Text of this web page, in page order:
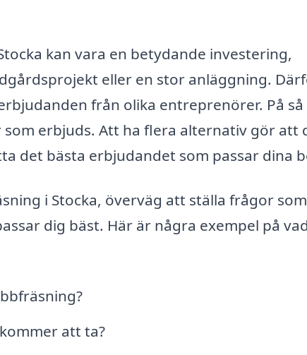
kan vara en betydande investering,
eller en stor anläggning.
från olika entreprenörer. På
erbjuds. Att ha flera alternativ gör att
det bästa erbjudandet som passar dina
i Stocka, överväg att ställa frågor
dig bäst. Här är några exempel på
att ta?